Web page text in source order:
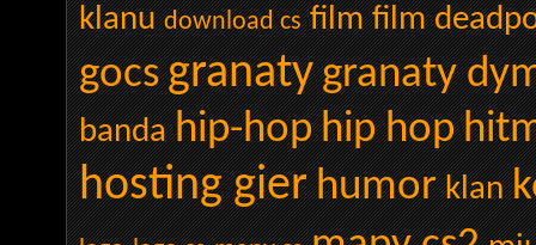
klanu download cs film film
gocsgranatygranaty
banda hip-hophip hop
hosting gierhumor klan